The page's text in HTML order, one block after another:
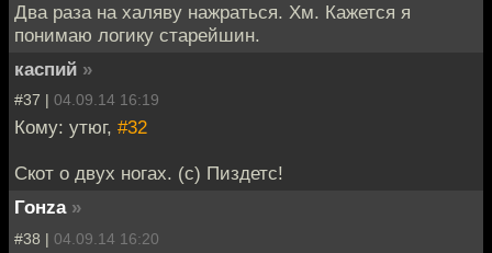
Два раза на халяву нажраться. Хм. Кажется я
понимаю логику старейшин.
каспий »
#37 | 04.09.14 16:19
Кому: утюг, #32
Скот о двух ногах. (с) Пиздетс!
Гонzа »
#38 | 04.09.14 16:20